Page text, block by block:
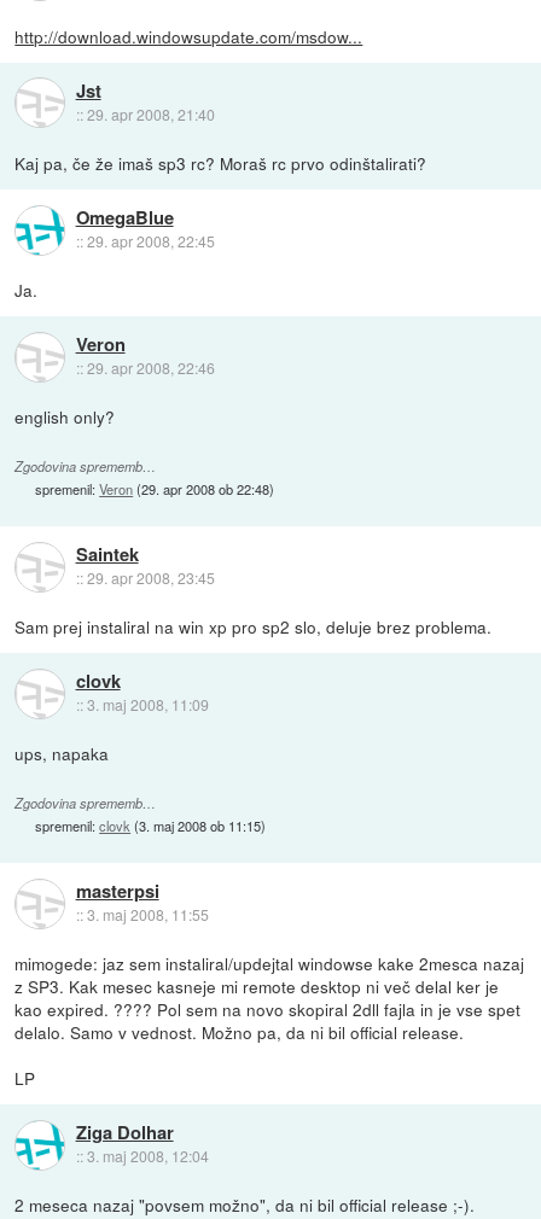
http://download.windowsupdate.com/msdow...
Jst
::29. apr 2008, 21:40
Kaj pa, če že imaš sp3 rc? Moraš rc prvo odinštalirati?
OmegaBlue
::29. apr 2008, 22:45
Ja.
Veron
::29. apr 2008, 22:46
english only?
Zgodovina sprememb…
spremenil:Veron(29. apr 2008 ob 22:48)
Saintek
::29. apr 2008, 23:45
Sam prej instaliral na win xp pro sp2 slo, deluje brez problema.
clovk
::3. maj 2008, 11:09
ups, napaka
Zgodovina sprememb…
spremenil:clovk(3. maj 2008 ob 11:15)
masterpsi
::3. maj 2008, 11:55
mimogede: jaz sem instaliral/updejtal windowse kake 2mesca nazaj
z SP3. Kak mesec kasneje mi remote desktop ni več delal ker je
kao expired. ???? Pol sem na novo skopiral 2dll fajla in je vse spet
delalo. Samo v vednost. Možno pa, da ni bil official release.
LP
Ziga Dolhar
::3. maj 2008, 12:04
2 meseca nazaj "povsem možno", da ni bil official release ;-).